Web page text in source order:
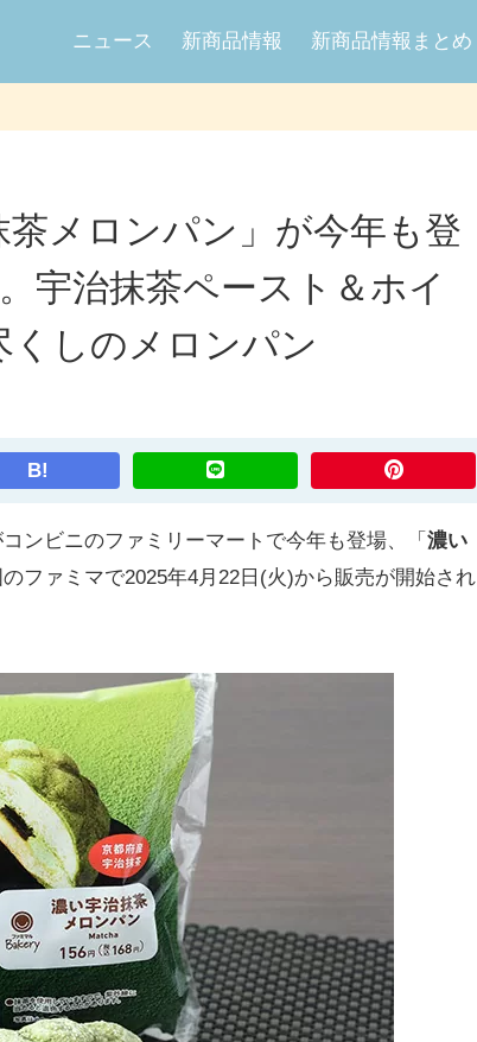
ニュース 新商品情報 新商品情報まとめ
メロンパン」が今年も登
宇治抹茶ペースト＆ホイ
くしのメロンパン
B!
ンビニのファミリーマートで今年も登場、「 濃い
ファミマで2025年4月22日(火)から販売が開始され